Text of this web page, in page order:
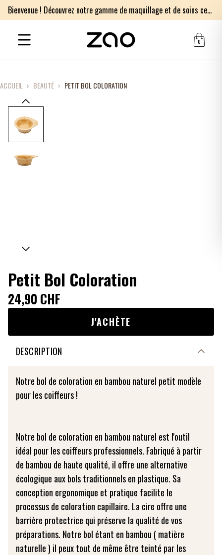
Bienvenue ! Découvrez notre gamme de maquillage et de soins certifiés bio.
0
ACCUEIL › BEAUTÉ › PETIT BOL COLORATION
Petit Bol Coloration
24,90 CHF
J'ACHÈTE
DESCRIPTION
Notre bol de coloration en bambou naturel petit modèle
pour les coiffeurs !
Notre bol de coloration en bambou naturel est l'outil
idéal pour les coiffeurs professionnels. Fabriqué à partir
de bambou de haute qualité, il offre une alternative
écologique aux bols traditionnels en plastique. Sa
conception ergonomique et pratique facilite le
processus de coloration capillaire. La cire offre une
barrière protectrice qui préserve la qualité de vos
préparations. Notre bol étant en bambou ( matière
naturelle ) il peux tout de même être teinté par les